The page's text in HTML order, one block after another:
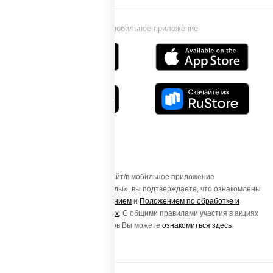
Установи мобильное приложение
Осуществляя вход на этот Сайт/в мобильное приложение
«ПиццаСушиВок - доставка еды», вы подтверждаете, что ознакомлены
Пользовательским соглашением и Положением по обработке и
защите персональных данных . С общими правилами участия в акциях
и порядке получения подарков Вы можете ознакомиться здесь